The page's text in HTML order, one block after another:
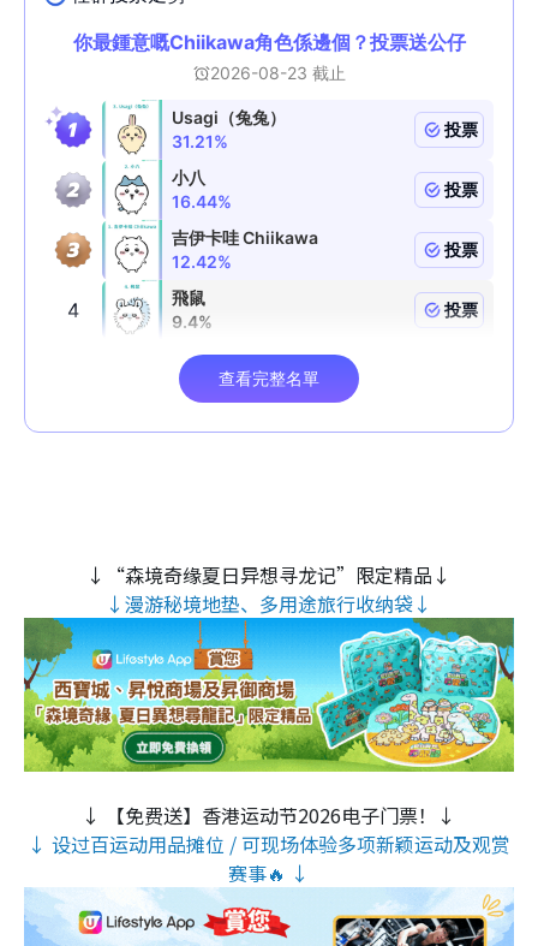
↓“森境奇缘夏日异想寻龙记”限定精品↓
↓漫游秘境地垫、多用途旅行收纳袋↓
↓ 【免费送】香港运动节2026电子门票！↓
↓ 设过百运动用品摊位 / 可现场体验多项新颖运动及观赏
赛事🔥 ↓